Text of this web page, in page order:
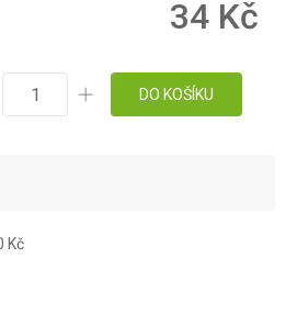
34 Kč
DO KOŠÍKU
Kč